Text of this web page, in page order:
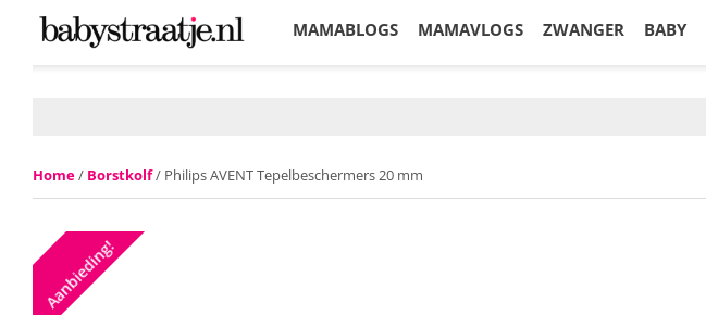
MAMABLOGS MAMAVLOGS ZWANGER BABY
Home/ Borstkolf/ Philips AVENT Tepelbeschermers 20 mm
Aanbieding!